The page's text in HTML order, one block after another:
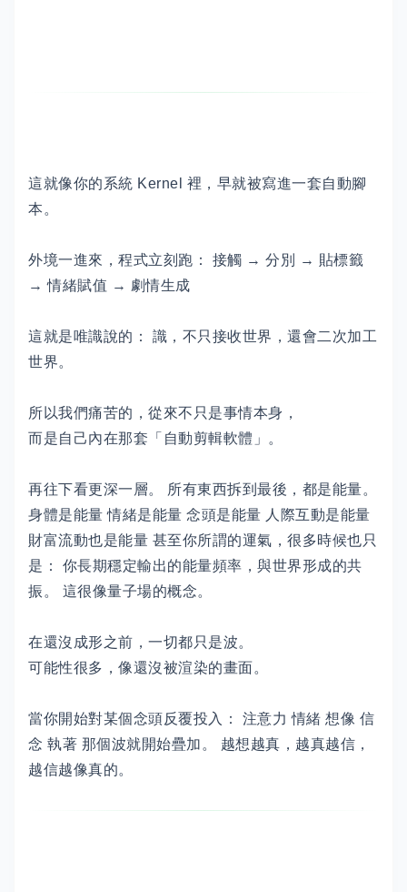
這就像你的系統 Kernel 裡，早就被寫進一套自動腳
本。
外境一進來，程式立刻跑： 接觸 → 分別 → 貼標籤
→ 情緒賦值 → 劇情生成
這就是唯識說的： 識，不只接收世界，還會二次加工
世界。
所以我們痛苦的，從來不只是事情本身，
而是自己內在那套「自動剪輯軟體」。
再往下看更深一層。 所有東西拆到最後，都是能量。
身體是能量 情緒是能量 念頭是能量 人際互動是能量
財富流動也是能量 甚至你所謂的運氣，很多時候也只
是： 你長期穩定輸出的能量頻率，與世界形成的共
振。 這很像量子場的概念。
在還沒成形之前，一切都只是波。
可能性很多，像還沒被渲染的畫面。
當你開始對某個念頭反覆投入： 注意力 情緒 想像 信
念 執著 那個波就開始疊加。 越想越真，越真越信，
越信越像真的。